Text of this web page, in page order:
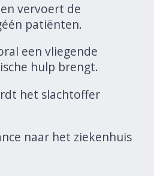
vervoert de
patiënten.
een vliegende
hulp brengt.
het slachtoffer
naar het ziekenhuis